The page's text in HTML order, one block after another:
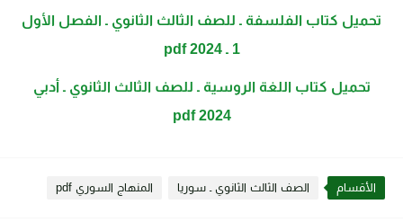
تحميل كتاب الفلسفة ـ للصف الثالث الثانوي ـ الفصل الأول
1 ـ 2024 pdf
تحميل كتاب اللغة الروسية ـ للصف الثالث الثانوي ـ أدبي
2024 pdf
الأقسام الصف الثالث الثانوي ـ سوريا المنهاج السوري pdf